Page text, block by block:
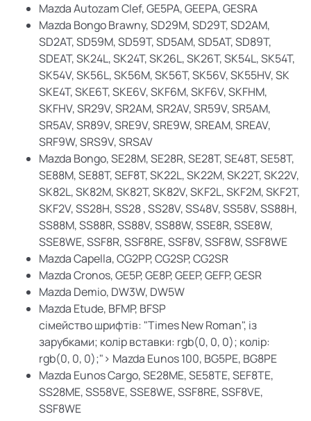
Mazda Autozam Clef, GE5PA, GEEPA, GESRA
Mazda Bongo Brawny, SD29M, SD29T, SD2AM,
SD2AT, SD59M, SD59T, SD5AM, SD5AT, SD89T,
SDEAT, SK24L, SK24T, SK26L, SK26T, SK54L, SK54T,
SK54V, SK56L, SK56M, SK56T, SK56V, SK55HV, SK
SKE4T, SKE6T, SKE6V, SKF6M, SKF6V, SKFHM,
SKFHV, SR29V, SR2AM, SR2AV, SR59V, SR5AM,
SR5AV, SR89V, SRE9V, SRE9W, SREAM, SREAV,
SRF9W, SRS9V, SRSAV
Mazda Bongo, SE28M, SE28R, SE28T, SE48T, SE58T,
SE88M, SE88T, SEF8T, SK22L, SK22M, SK22T, SK22V,
SK82L, SK82M, SK82T, SK82V, SKF2L, SKF2M, SKF2T,
SKF2V, SS28H, SS28 , SS28V, SS48V, SS58V, SS88H,
SS88M, SS88R, SS88V, SS88W, SSE8R, SSE8W,
SSE8WE, SSF8R, SSF8RE, SSF8V, SSF8W, SSF8WE
Mazda Capella, CG2PP, CG2SP, CG2SR
Mazda Cronos, GE5P, GE8P, GEEP, GEFP, GESR
Mazda Demio, DW3W, DW5W
Mazda Etude, BFMP, BFSP
сімейство шрифтів: "Times New Roman", із
зарубками; колір вставки: rgb(0, 0, 0); колір:
rgb(0, 0, 0);"> Mazda Eunos 100, BG5PE, BG8PE
Mazda Eunos Cargo, SE28ME, SE58TE, SEF8TE,
SS28ME, SS58VE, SSE8WE, SSF8RE, SSF8VE,
SSF8WE